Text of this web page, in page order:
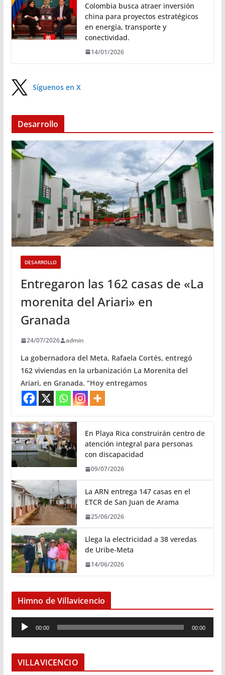
Colombia busca atraer inversión
china para proyectos estratégicos
en energía, transporte y
conectividad.
14/01/2026
Síguenos en X
Desarrollo
DESARROLLO
Entregaron las 162 casas de «La
morenita del Ariari» en
Granada
24/07/2026 admin
La gobernadora del Meta, Rafaela Cortés, entregó
162 viviendas en la urbanización La Morenita del
Ariari, en Granada. “Hoy entregamos
En Playa Rica construirán centro de
atención integral para personas
con discapacidad
09/07/2026
La ARN entrega 147 casas en el
ETCR de San Juan de Arama
25/06/2026
Llega la electricidad a 38 veredas
de Uribe-Meta
14/06/2026
Himno de Villavicencio
e
00:00 00:00
VILLAVICENCIO